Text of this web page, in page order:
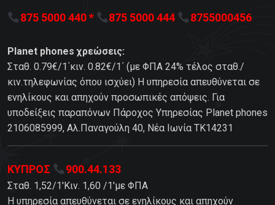
875 5000 440 * 875 5000 444 8755000456
Planet phones χρεώσεις:
Σταθ. 0.79€/1΄κιν. 0.82€/1΄ (με ΦΠΑ 24% τέλος σταθ./
κιν.τηλεφωνίας όπου ισχύει) Η υπηρεσία απευθύνεται σε
ενηλίκους και απηχούν προσωπικές απόψεις. Για
υποδείξεις παραπόνων Πάροχος Υπηρεσίας Planet phones
2106085999, Αλ.Παναγούλη 40, Νέα Ιωνία TK14231
ΚΥΠΡΟΣ 900.44.133
Σταθ. 1,52/1'Κιν. 1,60 /1'με ΦΠΑ
Η υπηρεσία απευθύνεται σε ενηλίκους και απηχούν